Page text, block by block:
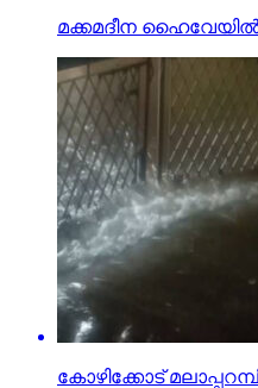
മക്കമദീന ഹൈവേയില്‍
കോഴിക്കോട്